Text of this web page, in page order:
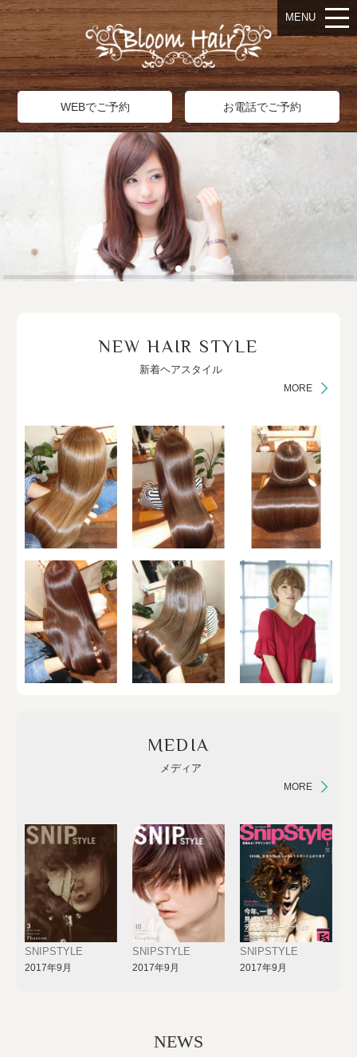
WEBでご予約 お電話でご予約
MENU
NEW HAIR STYLE
新着ヘアスタイル
MORE
MEDIA
メディア
MORE
SNIPSTYLE
2017年9月
SNIPSTYLE
2017年9月
SNIPSTYLE
2017年9月
NEWS